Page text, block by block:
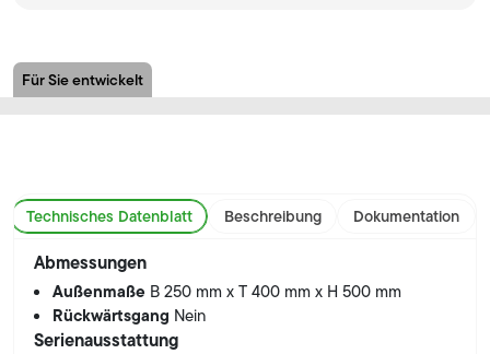
Für Sie entwickelt
Technisches Datenblatt Beschreibung Dokumentation
Abmessungen
Außenmaße B 250 mm x T 400 mm x H 500 mm
Rückwärtsgang Nein
Serienausstattung